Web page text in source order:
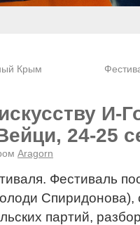
Крым
И-
24-25
Aragorn
Фестиваль
Спиридонова),
партий,